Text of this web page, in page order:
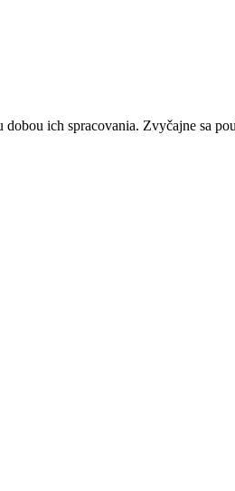
ich spracovania. Zvyčajne sa